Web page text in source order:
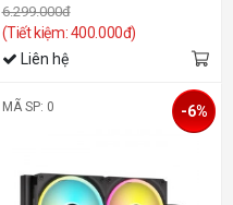
6.299.000đ
(Tiết kiệm: 400.000đ)
Liên hệ
MÃ SP: 0 -6%